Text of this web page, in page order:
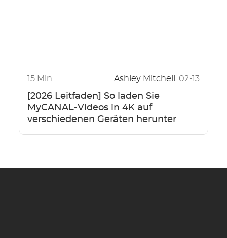
15 Min Ashley Mitchell 02-13
[2026 Leitfaden] So laden Sie
MyCANAL-Videos in 4K auf
verschiedenen Geräten herunter